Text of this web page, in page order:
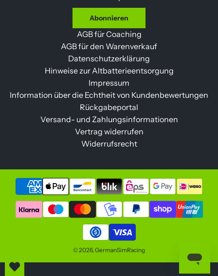
Abonnieren
AGB für Coaching
AGB für den Warenverkauf
Datenschutzerklärung
Hinweise zur Altbatterieentsorgung
Impressum
Information über die Echtheit von Kundenbewertungen
Rückgabeportal
Versand- und Zahlungsinformationen
Vertrag widerrufen
Widerrufsrecht
© 2026, GermanSimRacing